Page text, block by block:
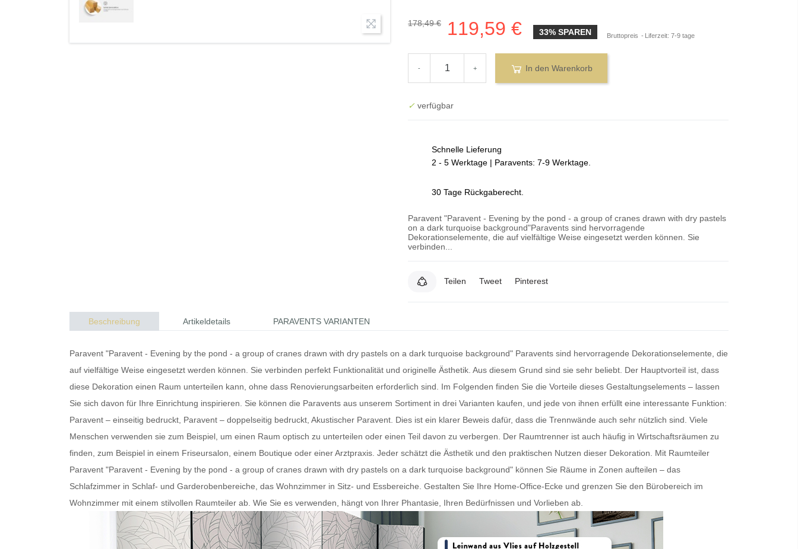
178,49 € 119,59 € 33% SPAREN Bruttopreis Liferzeit: 7-9 tage
- + In den Warenkorb
✓ verfügbar
Schnelle Lieferung
2 - 5 Werktage | Paravents: 7-9 Werktage.
30 Tage Rückgaberecht.
Paravent "Paravent - Evening by the pond - a group of cranes drawn with dry pastels
on a dark turquoise background"Paravents sind hervorragende
Dekorationselemente, die auf vielfältige Weise eingesetzt werden können. Sie
verbinden...
Teilen Tweet Pinterest
Beschreibung Artikeldetails PARAVENTS VARIANTEN
Paravent "Paravent - Evening by the pond - a group of cranes drawn with dry pastels on a dark turquoise background" Paravents sind hervorragende Dekorationselemente, die
auf vielfältige Weise eingesetzt werden können. Sie verbinden perfekt Funktionalität und originelle Ästhetik. Aus diesem Grund sind sie sehr beliebt. Der Hauptvorteil ist, dass
diese Dekoration einen Raum unterteilen kann, ohne dass Renovierungsarbeiten erforderlich sind. Im Folgenden finden Sie die Vorteile dieses Gestaltungselements – lassen
Sie sich davon für Ihre Einrichtung inspirieren. Sie können die Paravents aus unserem Sortiment in drei Varianten kaufen, und jede von ihnen erfüllt eine interessante Funktion:
Paravent – einseitig bedruckt, Paravent – doppelseitig bedruckt, Akustischer Paravent. Dies ist ein klarer Beweis dafür, dass die Trennwände auch sehr nützlich sind. Viele
Menschen verwenden sie zum Beispiel, um einen Raum optisch zu unterteilen oder einen Teil davon zu verbergen. Der Raumtrenner ist auch häufig in Wirtschaftsräumen zu
finden, zum Beispiel in einem Friseursalon, einem Boutique oder einer Arztpraxis. Jeder schätzt die Ästhetik und den praktischen Nutzen dieser Dekoration. Mit Raumteiler
Paravent "Paravent - Evening by the pond - a group of cranes drawn with dry pastels on a dark turquoise background" können Sie Räume in Zonen aufteilen – das
Schlafzimmer in Schlaf- und Garderobenbereiche, das Wohnzimmer in Sitz- und Essbereiche. Gestalten Sie Ihre Home-Office-Ecke und grenzen Sie den Bürobereich im
Wohnzimmer mit einem stilvollen Raumteiler ab. Wie Sie es verwenden, hängt von Ihrer Phantasie, Ihren Bedürfnissen und Vorlieben ab.